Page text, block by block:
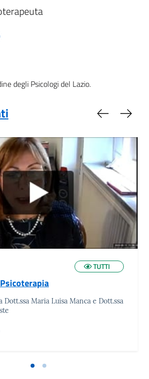
degli Psicologi del Lazio.
Slide
TUTTI
Maria Luisa Manca e Dott.ssa